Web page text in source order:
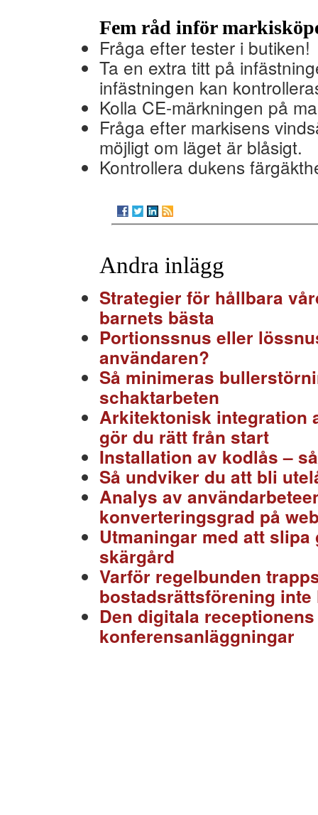
Fem råd inför
Fråga efter tester i butiken!
Ta en extra titt på
infästningen kan
Kolla CE-märkningen på
Fråga efter markisens
möjligt om läget är blåsigt.
Kontrollera dukens
Andra inlägg
Strategier för hållbara
barnets bästa
Portionssnus eller
användaren?
Så minimeras
schaktarbeten
Arkitektonisk integration
gör du rätt från start
Installation av kodlås –
Så undviker du att bli
Analys av
konverteringsgrad på
Utmaningar med att
skärgård
Varför regelbunden
bostadsrättsförening
Den digitala
konferensanläggningar